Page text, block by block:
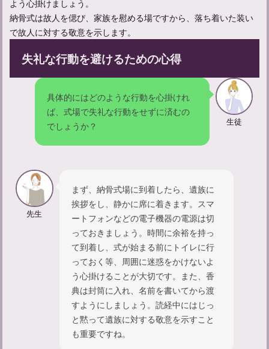
家族葬参列者としてのマナーや服装についてのガイド
忌中やってはいけないことについて解説
適切な遺体管理のポイントと安置場所選び、その重要性とは
よう心掛けましょう。
納骨式は故人を偲び、家族を慰める場ですから、落ち着いた装い
で故人に対する敬意を示します。
失礼な行動を避けるための心得
具体的にはどのような行動を心掛けれ
ば、式場で失礼な行動をせずに済むの
でしょうか？
生徒
先生
まず、納骨式場に到着したら、遺族に
挨拶をし、静かに席に着きます。スマ
ートフォンなどの電子機器の電源は切
っておきましょう。時間に余裕を持っ
て到着し、式が始まる前にトイレに行
っておく等、周囲に迷惑をかけないよ
う心掛けることが大切です。また、香
典は封筒に入れ、名前を書いてから渡
すようにしましょう。読経中にはじっ
と黙って遺族に対する敬意を示すこと
も重要ですね。